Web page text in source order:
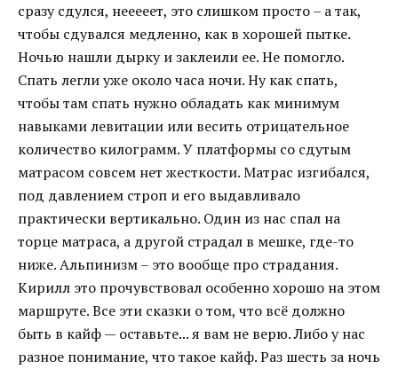
сразу сдулся, нееееет, это слишком просто – а так,
чтобы сдувался медленно, как в хорошей пытке.
Ночью нашли дырку и заклеили ее. Не помогло.
Спать легли уже около часа ночи. Ну как спать,
чтобы там спать нужно обладать как минимум
навыками левитации или весить отрицательное
количество килограмм. У платформы со сдутым
матрасом совсем нет жесткости. Матрас изгибался,
под давлением строп и его выдавливало
практически вертикально. Один из нас спал на
торце матраса, а другой страдал в мешке, где-то
ниже. Альпинизм – это вообще про страдания.
Кирилл это прочувствовал особенно хорошо на этом
маршруте. Все эти сказки о том, что всё должно
быть в кайф — оставьте... я вам не верю. Либо у нас
разное понимание, что такое кайф. Раз шесть за ночь